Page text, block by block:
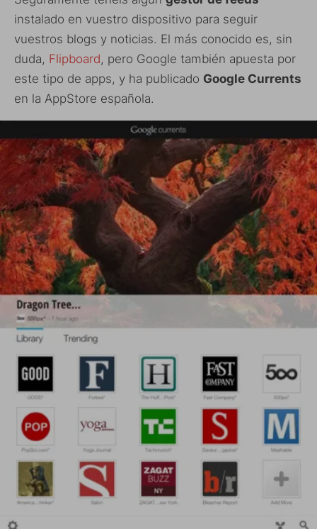
instalado en vuestro dispositivo para seguir
vuestros blogs y noticias. El más conocido es, sin
duda, Flipboard, pero Google también apuesta por
este tipo de apps, y ha publicado Google Currents
en la AppStore española.